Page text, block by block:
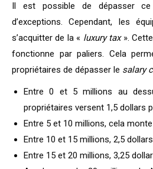
Il est possible de dépasser ce
d’exceptions. Cependant, les
s’acquitter de la « luxury tax».
fonctionne par paliers. Cela
propriétaires de dépasser le salary
Entre 0 et 5 millions au
propriétaires versent 1,5 dollars
Entre 5 et 10 millions, cela
Entre 10 et 15 millions, 2,5
Entre 15 et 20 millions, 3,25